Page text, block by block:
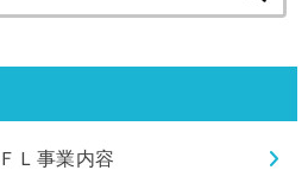
索:
Ｌ事業内容